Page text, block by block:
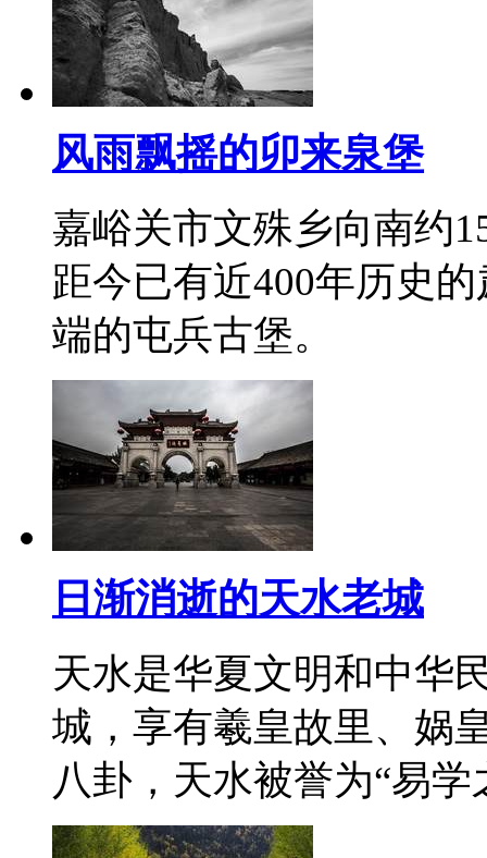
风雨飘摇的卯来泉堡
嘉峪关市文殊乡向南约
距今已有近400年历史
端的屯兵古堡。
日渐消逝的天水老城
天水是华夏文明和中华
城，享有羲皇故里、娲
八卦，天水被誉为“易